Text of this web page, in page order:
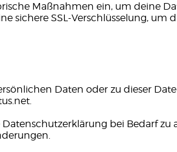
Maßnahmen ein, um deine
sichere SSL-Verschlüsselung,
Daten oder zu dieser
bei Bedarf